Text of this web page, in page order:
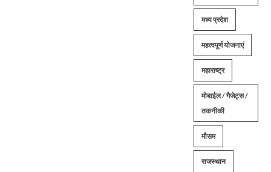
मध्य प्रदेश
महत्वपूर्ण योजनाएं
महाराष्ट्र
मोबाईल / गैजेट्स /
तकनीकी
मौसम
राजस्थान